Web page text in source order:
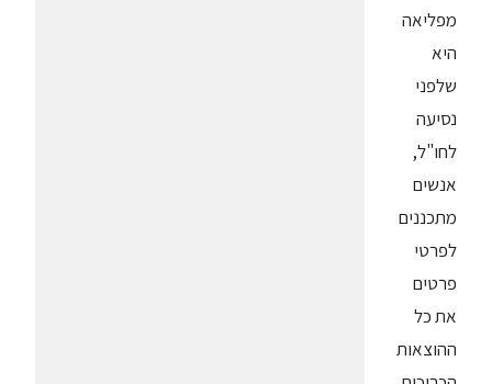
מפליאה
היא
שלפני
נסיעה
לחו"ל,
אנשים
מתכננים
לפרטי
פרטים
את כל
ההוצאות